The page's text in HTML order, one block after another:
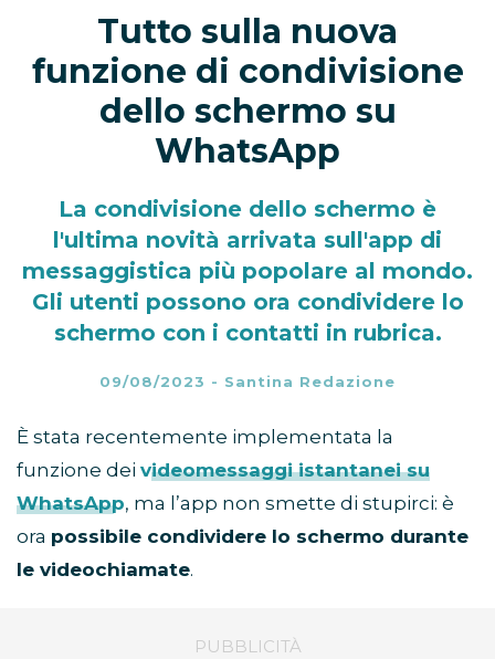
Tutto sulla nuova
funzione di condivisione
dello schermo su
WhatsApp
La condivisione dello schermo è
l'ultima novità arrivata sull'app di
messaggistica più popolare al mondo.
Gli utenti possono ora condividere lo
schermo con i contatti in rubrica.
09/08/2023 - Santina Redazione
È stata recentemente implementata la
funzione dei videomessaggi istantanei su
WhatsApp, ma l’app non smette di stupirci: è
ora possibile condividere lo schermo durante
le videochiamate.